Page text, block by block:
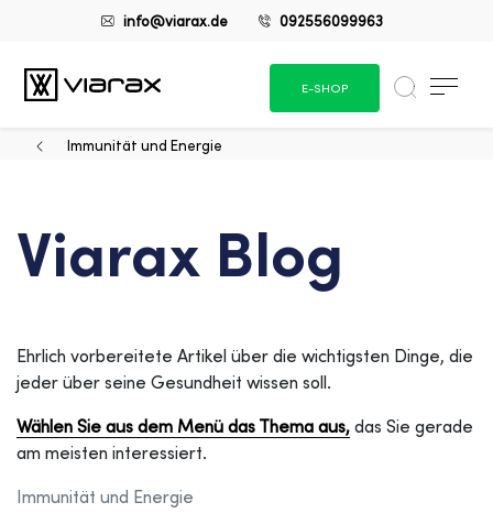
info@viarax.de 092556099963
E-SHOP
Immunität und Energie
Viarax Blog
Ehrlich vorbereitete Artikel über die wichtigsten Dinge, die
jeder über seine Gesundheit wissen soll.
Wählen Sie aus dem Menü das Thema aus, das Sie gerade
am meisten interessiert.
Immunität und Energie